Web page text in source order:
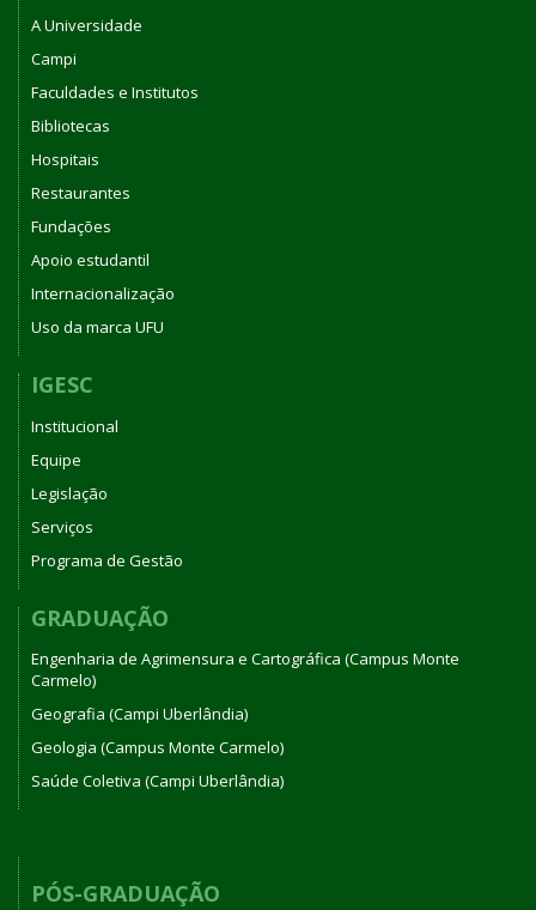
A Universidade
Campi
Faculdades e Institutos
Bibliotecas
Hospitais
Restaurantes
Fundações
Apoio estudantil
Internacionalização
Uso da marca UFU
IGESC
Institucional
Equipe
Legislação
Serviços
Programa de Gestão
GRADUAÇÃO
Engenharia de Agrimensura e Cartográfica (Campus Monte
Carmelo)
Geografia (Campi Uberlândia)
Geologia (Campus Monte Carmelo)
Saúde Coletiva (Campi Uberlândia)
PÓS-GRADUAÇÃO